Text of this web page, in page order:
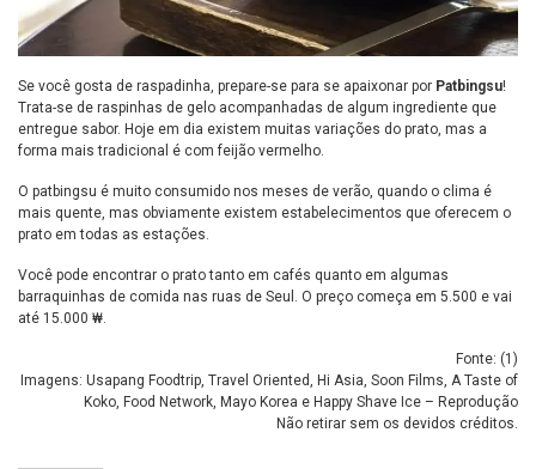
Se você gosta de raspadinha, prepare-se para se apaixonar por Patbingsu!
Trata-se de raspinhas de gelo acompanhadas de algum ingrediente que
entregue sabor. Hoje em dia existem muitas variações do prato, mas a
forma mais tradicional é com feijão vermelho.
O patbingsu é muito consumido nos meses de verão, quando o clima é
mais quente, mas obviamente existem estabelecimentos que oferecem o
prato em todas as estações.
Você pode encontrar o prato tanto em cafés quanto em algumas
barraquinhas de comida nas ruas de Seul. O preço começa em 5.500 e vai
até 15.000 ₩.
Fonte: (1 )
Imagens: Usapang Foodtrip, Travel Oriented, Hi Asia, Soon Films, A Taste of
Koko, Food Network, Mayo Korea e Happy Shave Ice – Reprodução
Não retirar sem os devidos créditos.